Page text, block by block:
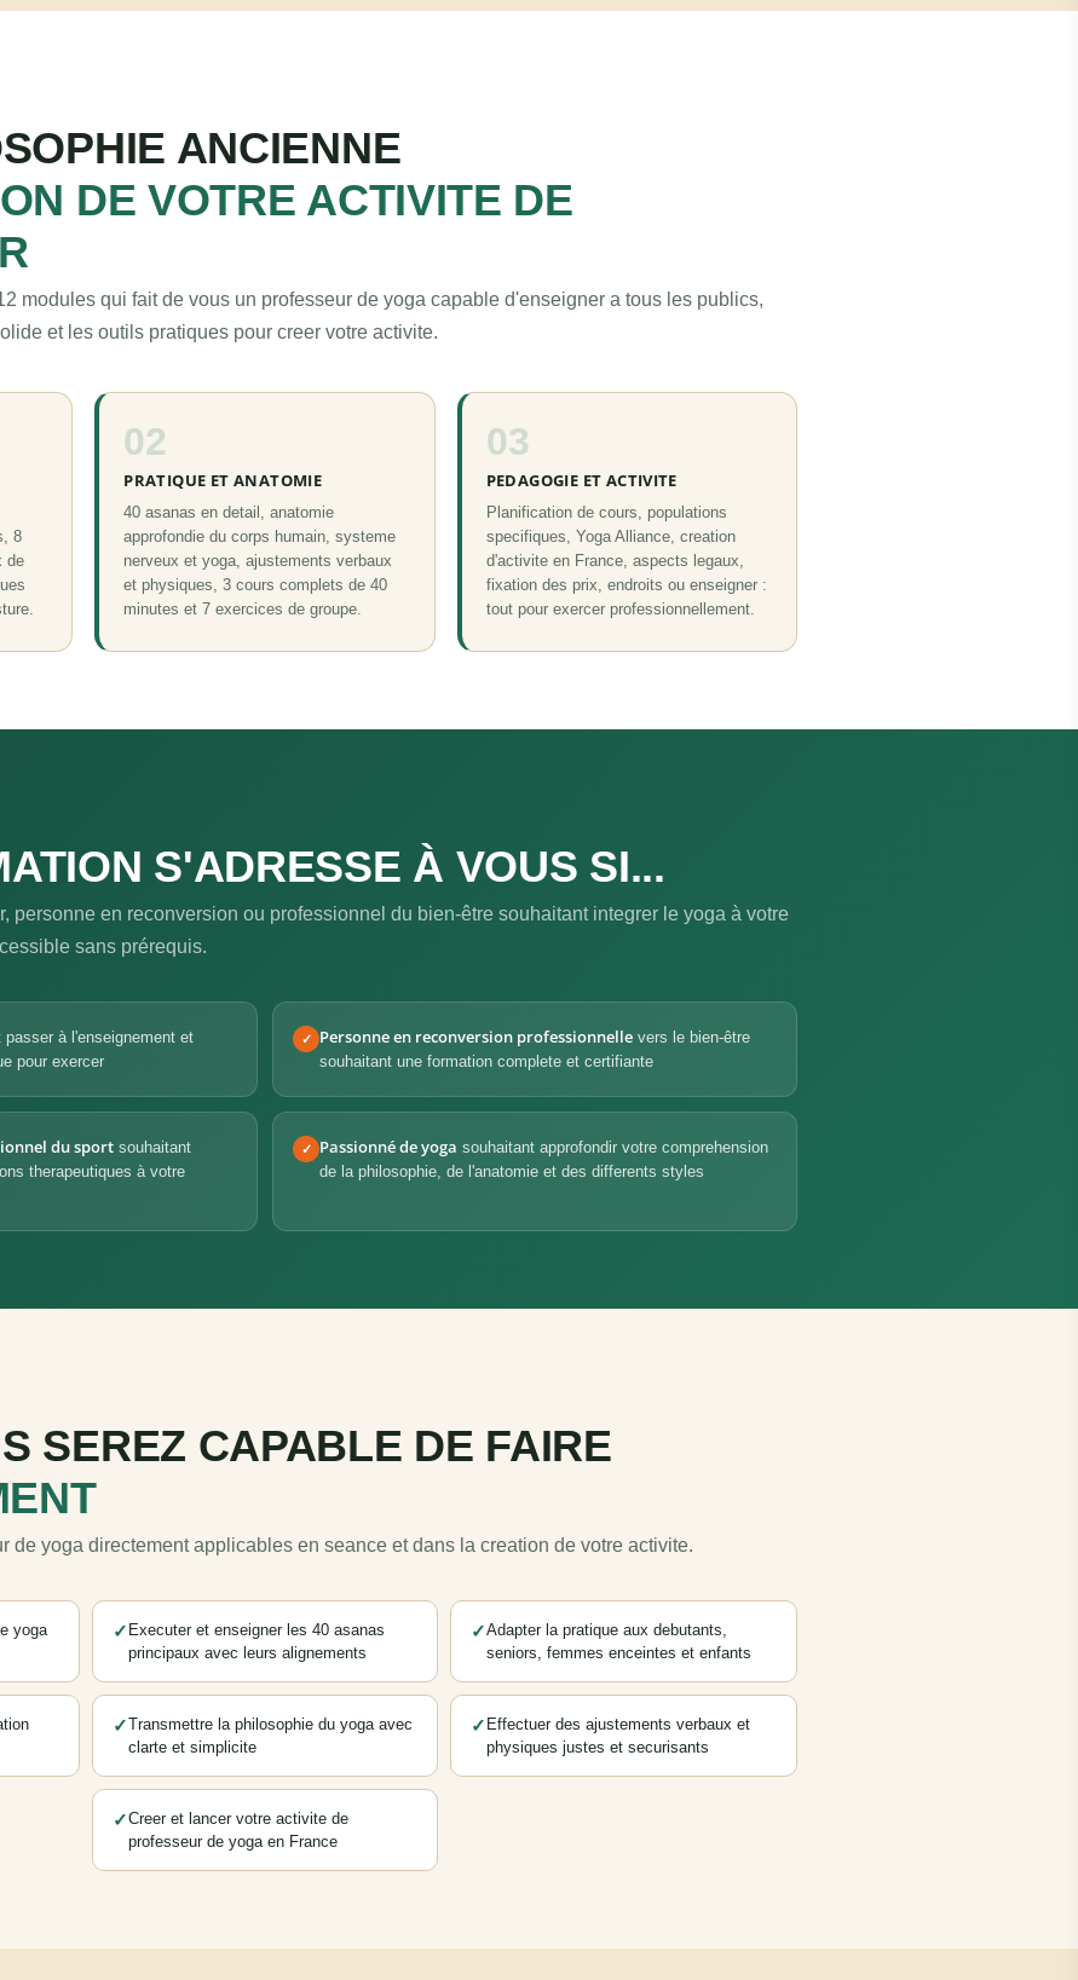
ANCIENNE
DE VOTRE ACTIVITE DE
modules qui fait de vous un professeur de yoga capable d'enseigner a tous les publics,
et les outils pratiques pour creer votre activite.
8
de
02
PRATIQUE ET ANATOMIE
40 asanas en detail, anatomie
approfondie du corps humain, systeme
nerveux et yoga, ajustements verbaux
et physiques, 3 cours complets de 40
minutes et 7 exercices de groupe.
03
PEDAGOGIE ET ACTIVITE
Planification de cours, populations
specifiques, Yoga Alliance, creation
d'activite en France, aspects legaux,
fixation des prix, endroits ou enseigner :
tout pour exercer professionnellement.
S'ADRESSE À VOUS SI...
personne en reconversion ou professionnel du bien-être souhaitant integrer le yoga à votre
sans prérequis.
passer à l'enseignement et
pour exercer
✓ Personne en reconversion professionnelle vers le bien-être
souhaitant une formation complete et certifiante
du sport souhaitant
therapeutiques à votre
✓ Passionné de yoga souhaitant approfondir votre comprehension
de la philosophie, de l'anatomie et des differents styles
SEREZ CAPABLE DE FAIRE
de yoga directement applicables en seance et dans la creation de votre activite.
yoga
✓ Executer et enseigner les 40 asanas
principaux avec leurs alignements
✓Adapter la pratique aux debutants,
seniors, femmes enceintes et enfants
✓Transmettre la philosophie du yoga avec
clarte et simplicite
✓ Effectuer des ajustements verbaux et
physiques justes et securisants
✓Creer et lancer votre activite de
professeur de yoga en France